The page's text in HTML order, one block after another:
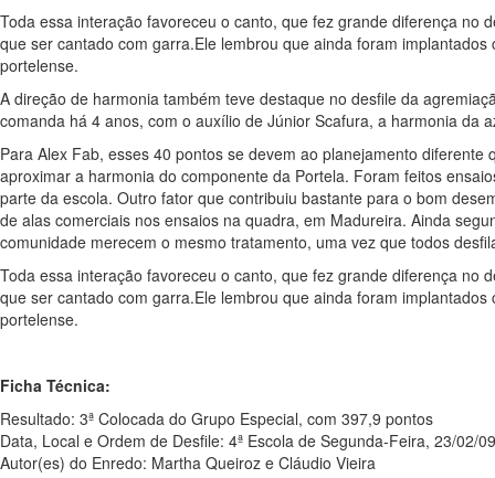
Toda essa interação favoreceu o canto, que fez grande diferença no
que ser cantado com garra.Ele lembrou que ainda foram
portelense.
A direção de harmonia também teve destaque no desfile da
comanda há 4 anos, com o auxílio de Júnior Scafura, a harmonia da
Para Alex Fab, esses 40 pontos se devem ao planejamento
aproximar a harmonia do componente da Portela. Foram feitos
parte da escola. Outro fator que contribuiu bastante para o bom
de alas comerciais nos ensaios na quadra, em Madureira. Ainda
comunidade merecem o mesmo tratamento, uma vez que todos
Toda essa interação favoreceu o canto, que fez grande diferença no
que ser cantado com garra.Ele lembrou que ainda foram
portelense.
Ficha Técnica:
Resultado: 3ª Colocada do Grupo Especial, com 397,9 pontos
Data, Local e Ordem de Desfile: 4ª Escola de Segunda-Feira, 23/02/
Autor(es) do Enredo: Martha Queiroz e Cláudio Vieira